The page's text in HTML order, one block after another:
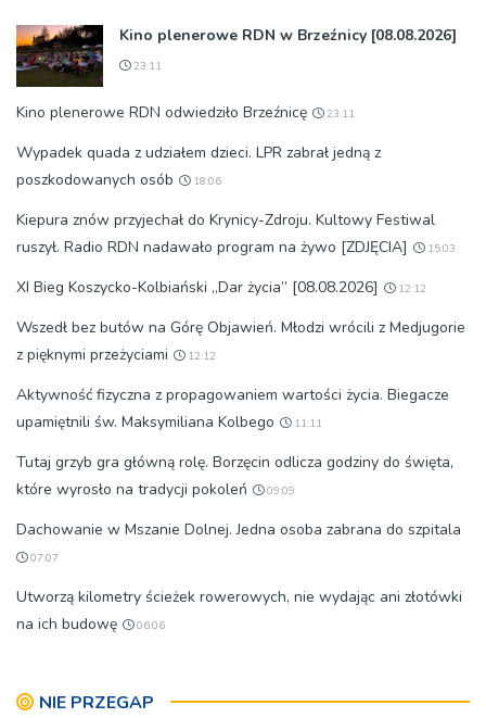
Kino plenerowe RDN w Brzeźnicy [08.08.2026]
23:11
Kino plenerowe RDN odwiedziło Brzeźnicę 23:11
Wypadek quada z udziałem dzieci. LPR zabrał jedną z
poszkodowanych osób
18:06
Kiepura znów przyjechał do Krynicy-Zdroju. Kultowy Festiwal
ruszył. Radio RDN nadawało program na żywo [ZDJĘCIA]
15:03
XI Bieg Koszycko-Kolbiański „Dar życia” [08.08.2026] 12:12
Wszedł bez butów na Górę Objawień. Młodzi wrócili z Medjugorie
z pięknymi przeżyciami
12:12
Aktywność fizyczna z propagowaniem wartości życia. Biegacze
upamiętnili św. Maksymiliana Kolbego
11:11
Tutaj grzyb gra główną rolę. Borzęcin odlicza godziny do święta,
które wyrosło na tradycji pokoleń
09:09
Dachowanie w Mszanie Dolnej. Jedna osoba zabrana do szpitala
07:07
Utworzą kilometry ścieżek rowerowych, nie wydając ani złotówki
na ich budowę
06:06
NIE PRZEGAP